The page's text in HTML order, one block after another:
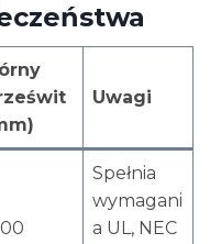
Uwagi
Spełnia
wymagani
a UL, NEC